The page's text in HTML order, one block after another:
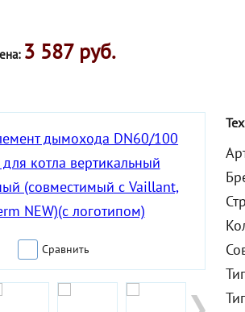
3 587 руб.
Сравнить